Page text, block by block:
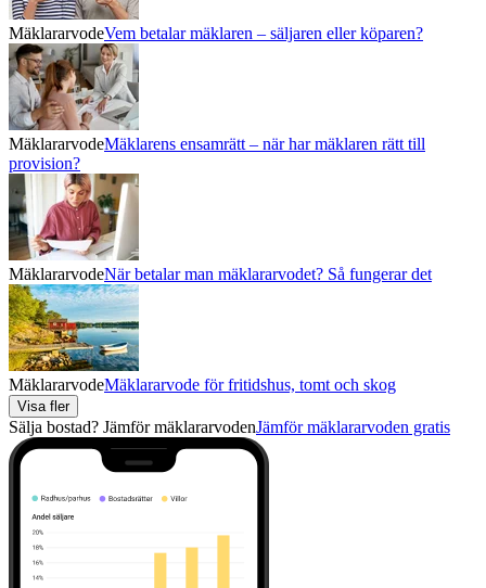
MäklararvodeVem betalar mäklaren – säljaren eller köparen?
MäklararvodeMäklarens ensamrätt – när har mäklaren rätt till
provision?
MäklararvodeNär betalar man mäklararvodet? Så fungerar det
MäklararvodeMäklararvode för fritidshus, tomt och skog
Visa fler
Sälja bostad? Jämför mäklararvodenJämför mäklararvoden gratis